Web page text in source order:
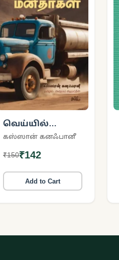
வெய்யில்
மனிதர்கள்
நாவல்)
கஸ்ஸான் கனஃபானீ
₹150₹142
Add to Cart